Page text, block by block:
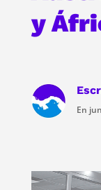
y
En